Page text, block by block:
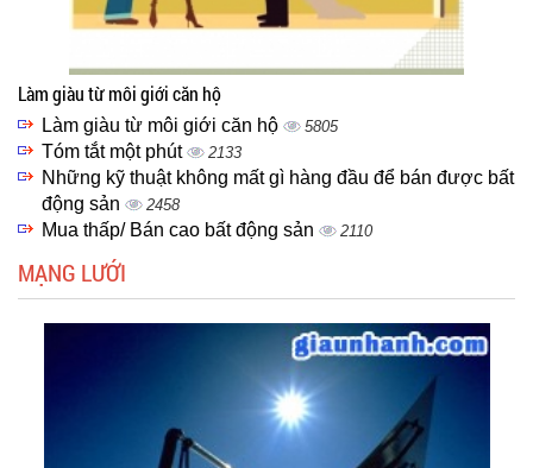
Làm giàu từ môi giới căn hộ
Làm giàu từ môi giới căn hộ 5805
Tóm tắt một phút 2133
Những kỹ thuật không mất gì hàng đầu để bán được bất
động sản
2458
Mua thấp/ Bán cao bất động sản 2110
MẠNG LƯỚI